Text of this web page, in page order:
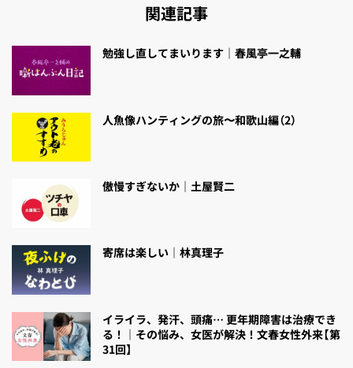
関連記事
勉強し直してまいります｜春風亭一之輔
人魚像ハンティングの旅〜和歌山編（2）
傲慢すぎないか｜土屋賢二
寄席は楽しい｜林真理子
イライラ、発汗、頭痛… 更年期障害は治療でき
る！｜その悩み、女医が解決！文春女性外来【第
31回】